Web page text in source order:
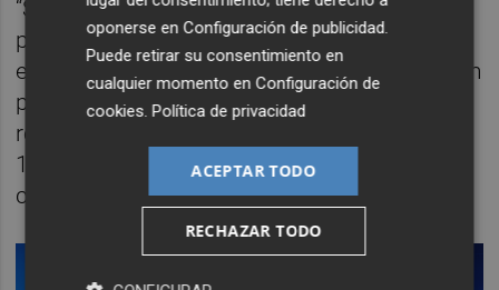
“Superestrella” ha puesto el broche final del
primer concierto de Aitana en Roig Arena, en
el que ha vuelto demostrar por qué es la gran
princesa del pop en español. La cita se
repetirá mañana, nuevamente ante más de
16.000 fans que volverán a cantar sus
canciones favoritas al unísono.
oponerse enConfiguración de publicidad
Puede retirar su consentimiento en
cualquier momento enConfiguración de
cookies .Política de privacidad
ACEPTAR TODO
RECHAZAR TODO